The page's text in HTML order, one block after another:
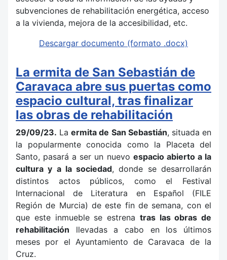
subvenciones de rehabilitación energética, acceso
a la vivienda, mejora de la accesibilidad, etc.
Descargar documento (formato .docx)
La ermita de San Sebastián de
Caravaca abre sus puertas como
espacio cultural, tras finalizar
las obras de rehabilitación
29/09/23. Laermita de San Sebastián, situada en
la popularmente conocida como la Placeta del
Santo, pasará a ser un nuevo espacio abierto a la
cultura y a la sociedad, donde se desarrollarán
distintos actos públicos, como el Festival
Internacional de Literatura en Español (FILE
Región de Murcia) de este fin de semana, con el
que este inmueble se estrena tras las obras de
rehabilitación llevadas a cabo en los últimos
meses por el Ayuntamiento de Caravaca de la
Cruz.